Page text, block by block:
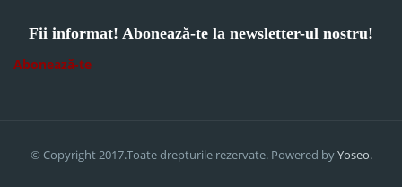
Fii informat! Abonează-te la newsletter-ul nostru!
Abonează-te
© Copyright 2017.Toate drepturile rezervate. Powered byYoseo.